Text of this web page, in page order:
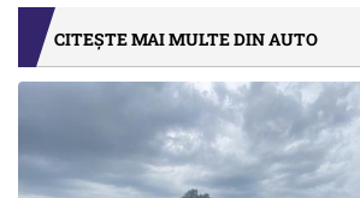
CITEȘTE MAI MULTE DIN AUTO